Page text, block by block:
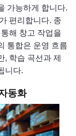
가능하게 합니다.
가 편리합니다. 종
해 창고 작업을
통합은 운영 흐름
, 학습 곡선과 제
니다.
동화